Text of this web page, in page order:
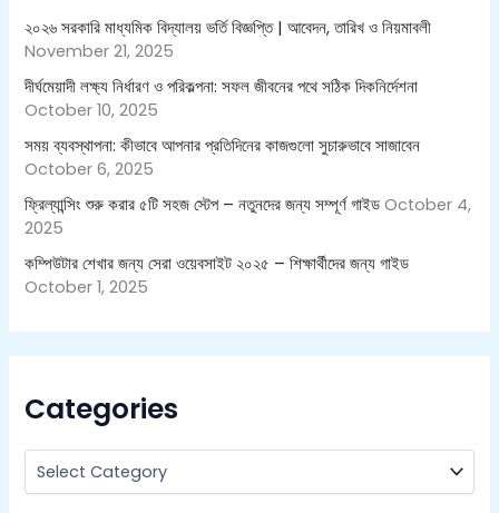
r
:
২০২৬ সরকারি মাধ্যমিক বিদ্যালয় ভর্তি বিজ্ঞপ্তি | আবেদন, তারিখ ও নিয়মাবলী
November 21, 2025
দীর্ঘমেয়াদী লক্ষ্য নির্ধারণ ও পরিকল্পনা: সফল জীবনের পথে সঠিক দিকনির্দেশনা
October 10, 2025
সময় ব্যবস্থাপনা: কীভাবে আপনার প্রতিদিনের কাজগুলো সুচারুভাবে সাজাবেন
October 6, 2025
ফ্রিল্যান্সিং শুরু করার ৫টি সহজ স্টেপ – নতুনদের জন্য সম্পূর্ণ গাইড October 4,
2025
কম্পিউটার শেখার জন্য সেরা ওয়েবসাইট ২০২৫ – শিক্ষার্থীদের জন্য গাইড
October 1, 2025
Categories